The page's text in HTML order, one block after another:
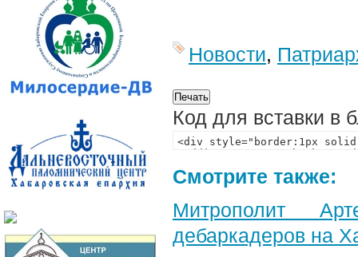
Новости,
Код для вставки в
Смотрите также:
Митрополит
дебаркадеров на